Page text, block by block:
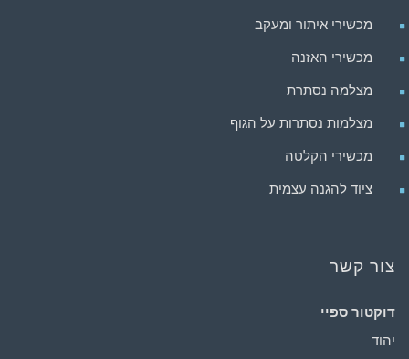
מכשירי איתור ומעקב
מכשירי האזנה
מצלמה נסתרת
מצלמות נסתרות על הגוף
מכשירי הקלטה
ציוד להגנה עצמית
צור קשר
דוקטור ספיי
יהוד